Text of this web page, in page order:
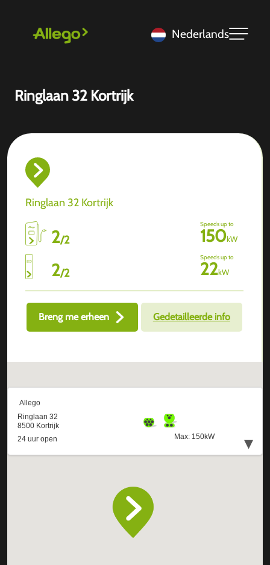
Nederlands
Ringlaan 32 Kortrijk
Ringlaan 32 Kortrijk
2/2
Speeds up to
150kW
2/2
Speeds up to
22kW
Breng me erheen Gedetailleerde info